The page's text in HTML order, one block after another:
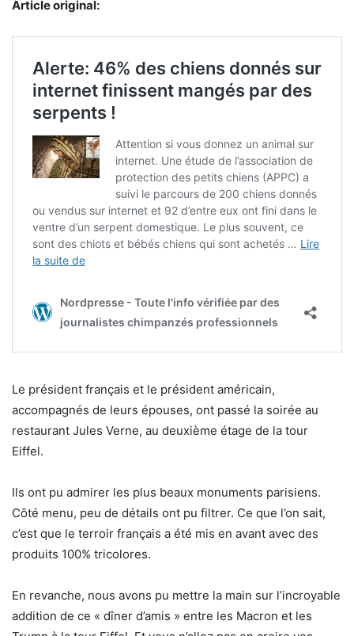
Article original:
Le président français et le président américain,
accompagnés de leurs épouses, ont passé la soirée au
restaurant Jules Verne, au deuxième étage de la tour
Eiffel.
Ils ont pu admirer les plus beaux monuments parisiens.
Côté menu, peu de détails ont pu filtrer. Ce que l’on sait,
c’est que le terroir français a été mis en avant avec des
produits 100% tricolores.
En revanche, nous avons pu mettre la main sur l’incroyable
addition de ce « dîner d’amis » entre les Macron et les